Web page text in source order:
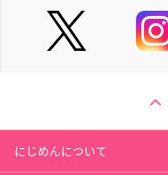
にじめんについて